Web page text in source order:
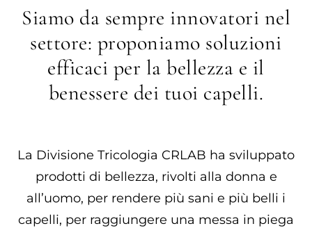
Siamo da sempre innovatori nel
settore: proponiamo soluzioni
efficaci per la bellezza e il
benessere dei tuoi capelli.
La Divisione Tricologia CRLAB ha sviluppato
prodotti di bellezza, rivolti alla donna e
all’uomo, per rendere più sani e più belli i
capelli, per raggiungere una messa in piega